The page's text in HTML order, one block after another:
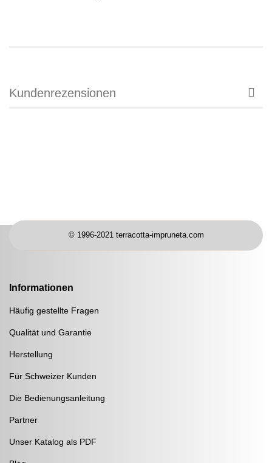
Kundenrezensionen
© 1996-2021 terracotta-impruneta.com
Informationen
Häufig gestellte Fragen
Qualität und Garantie
Herstellung
Für Schweizer Kunden
Die Bedienungsanleitung
Partner
Unser Katalog als PDF